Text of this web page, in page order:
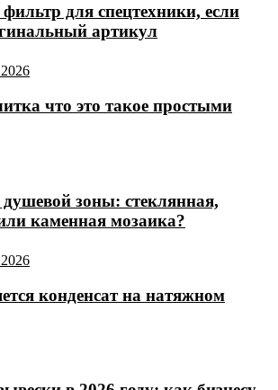
для спецтехники, если
артикул
что это такое простыми
зоны: стеклянная,
каменная мозаика?
конденсат на натяжном